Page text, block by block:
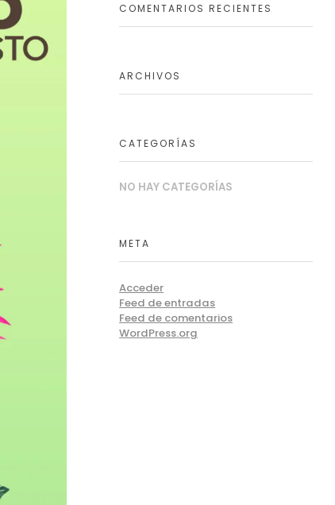
COMENTARIOS RECIENTES
ARCHIVOS
CATEGORÍAS
NO HAY CATEGORÍAS
META
Acceder
Feed de entradas
Feed de comentarios
WordPress.org